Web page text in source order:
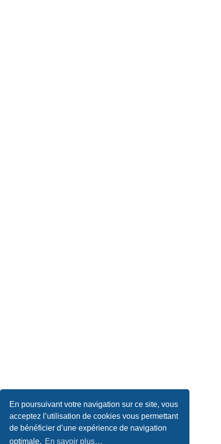
En poursuivant votre navigation sur ce site, vous
acceptez l’utilisation de cookies vous permettant
de bénéficier d’une expérience de navigation
optimale. En savoir plus…